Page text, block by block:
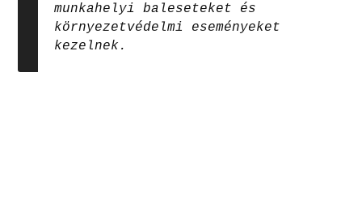
munkahelyi baleseteket és
környezetvédelmi eseményeket
kezelnek.